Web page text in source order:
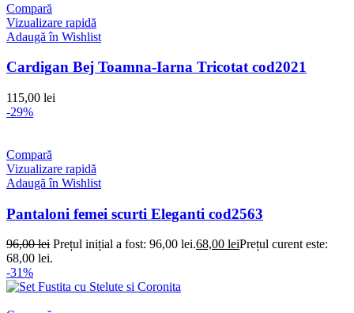
Compară
Vizualizare rapidă
Adaugă în Wishlist
Cardigan Bej Toamna-Iarna Tricotat cod2021
115,00 lei
-29%
Compară
Vizualizare rapidă
Adaugă în Wishlist
Pantaloni femei scurti Eleganti cod2563
96,00lei Prețul inițial a fost: 96,00 lei.68,00 leiPrețul curent este:
68,00 lei.
-31%